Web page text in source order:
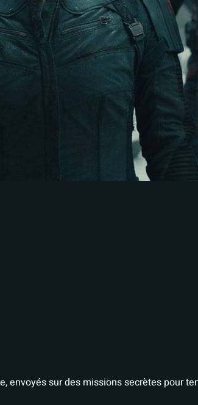
envoyés sur des missions secrètes pour